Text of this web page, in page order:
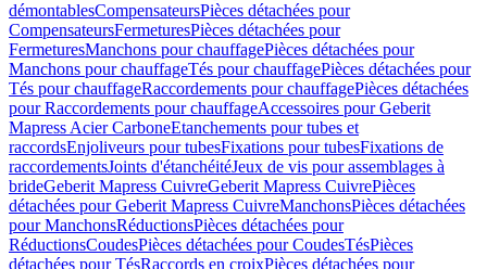
démontablesCompensateursPièces détachées pour
CompensateursFermeturesPièces détachées pour
FermeturesManchons pour chauffagePièces détachées pour
Manchons pour chauffageTés pour chauffagePièces détachées pour
Tés pour chauffageRaccordements pour chauffagePièces détachées
pour Raccordements pour chauffageAccessoires pour Geberit
Mapress Acier CarboneEtanchements pour tubes et
raccordsEnjoliveurs pour tubesFixations pour tubesFixations de
raccordementsJoints d'étanchéitéJeux de vis pour assemblages à
brideGeberit Mapress CuivreGeberit Mapress CuivrePièces
détachées pour Geberit Mapress CuivreManchonsPièces détachées
pour ManchonsRéductionsPièces détachées pour
RéductionsCoudesPièces détachées pour CoudesTésPièces
détachées pour TésRaccords en croixPièces détachées pour